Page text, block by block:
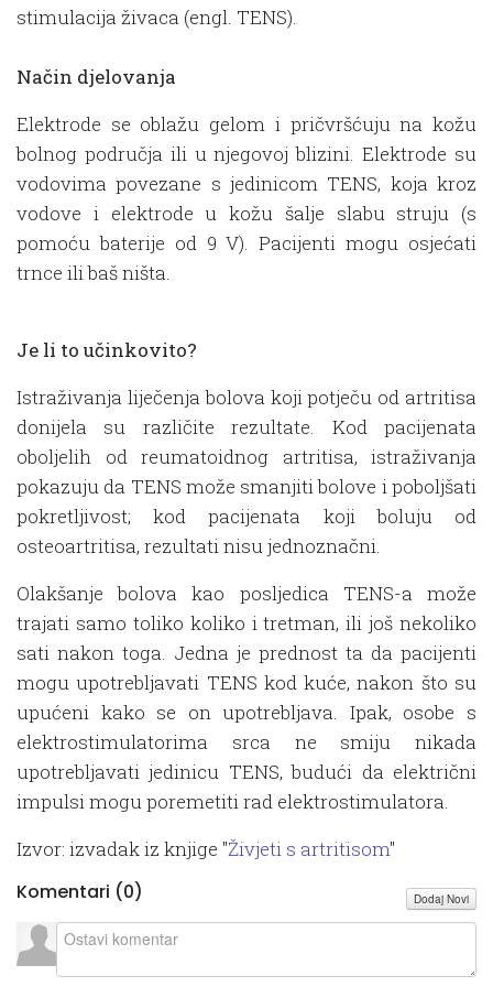
stimulacija živaca (engl. TENS).
Način djelovanja
Elektrode se oblažu gelom i pričvršćuju na kožu
bolnog područja ili u njegovoj blizini. Elektrode su
vodovima povezane s jedinicom TENS, koja kroz
vodove i elektrode u kožu šalje slabu struju (s
pomoću baterije od 9 V). Pacijenti mogu osjećati
trnce ili baš ništa.
Je li to učinkovito?
Istraživanja liječenja bolova koji potječu od artritisa
donijela su različite rezultate. Kod pacijenata
oboljelih od reumatoidnog artritisa, istraživanja
pokazuju da TENS može smanjiti bolove i poboljšati
pokretljivost; kod pacijenata koji boluju od
osteoartritisa, rezultati nisu jednoznačni.
Olakšanje bolova kao posljedica TENS-a može
trajati samo toliko koliko i tretman, ili još nekoliko
sati nakon toga. Jedna je prednost ta da pacijenti
mogu upotrebljavati TENS kod kuće, nakon što su
upućeni kako se on upotrebljava. Ipak, osobe s
elektrostimulatorima srca ne smiju nikada
upotrebljavati jedinicu TENS, budući da električni
impulsi mogu poremetiti rad elektrostimulatora.
Izvor: izvadak iz knjige "Živjeti s artritisom"
Komentari (0) Dodaj Novi